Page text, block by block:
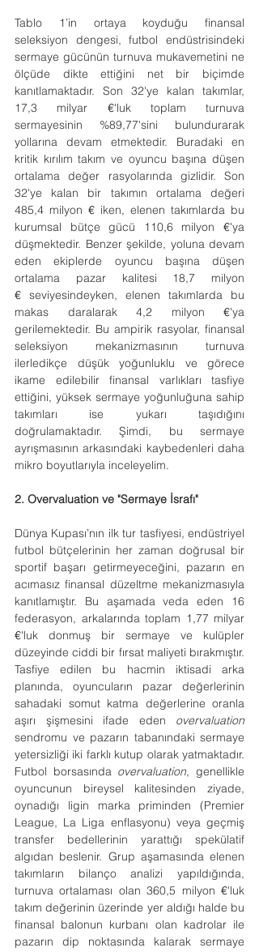
Tablo 1’in ortaya koyduğu finansal
seleksiyon dengesi, futbol endüstrisindeki
sermaye gücünün turnuva mukavemetini ne
ölçüde dikte ettiğini net bir biçimde
kanıtlamaktadır. Son 32'ye kalan takımlar,
17,3 milyar €'luk toplam turnuva
sermayesinin %89,77'sini bulundurarak
yollarına devam etmektedir. Buradaki en
kritik kırılım takım ve oyuncu başına düşen
ortalama değer rasyolarında gizlidir. Son
32'ye kalan bir takımın ortalama değeri
485,4 milyon € iken, elenen takımlarda bu
kurumsal bütçe gücü 110,6 milyon €'ya
düşmektedir. Benzer şekilde, yoluna devam
eden ekiplerde oyuncu başına düşen
€ seviyesindeyken, elenen takımlarda bu
makas daralarak 4,2 milyon €'ya
gerilemektedir. Bu ampirik rasyolar, finansal
seleksiyon mekanizmasının turnuva
ilerledikçe düşük yoğunluklu ve görece
ikame edilebilir finansal varlıkları tasfiye
ettiğini, yüksek sermaye yoğunluğuna sahip
takımları ise yukarı taşıdığını
doğrulamaktadır. Şimdi, bu sermaye
ayrışmasının arkasındaki kaybedenleri daha
mikro boyutlarıyla inceleyelim.
2. Overvaluation ve "Sermaye İsrafı"
Dünya Kupası’nın ilk tur tasfiyesi, endüstriyel
futbol bütçelerinin her zaman doğrusal bir
sportif başarı getirmeyeceğini, pazarın en
acımasız finansal düzeltme mekanizmasıyla
kanıtlamıştır. Bu aşamada veda eden 16
€'luk donmuş bir sermaye ve kulüpler
düzeyinde ciddi bir fırsat maliyeti bırakmıştır.
Tasfiye edilen bu hacmin iktisadi arka
planında, oyuncuların pazar değerlerinin
sahadaki somut katma değerlerine oranla
aşırı şişmesini ifade eden
sendromu ve pazarın tabanındaki sermaye
yetersizliği iki farklı kutup olarak yatmaktadır.
Futbol borsasında overvaluation, genellikle
oyuncunun bireysel kalitesinden ziyade,
oynadığı ligin marka priminden (Premier
League, La Liga enflasyonu) veya geçmiş
transfer bedellerinin yarattığı spekülatif
algıdan beslenir. Grup aşamasında elenen
takımların bilanço analizi yapıldığında,
turnuva ortalaması olan 360,5 milyon €'luk
takım değerinin üzerinde yer aldığı halde bu
finansal balonun kurbanı olan kadrolar ile
pazarın dip noktasında kalarak sermaye